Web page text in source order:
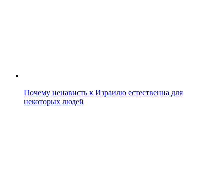
Почему ненависть к Израилю естественна для
некоторых людей